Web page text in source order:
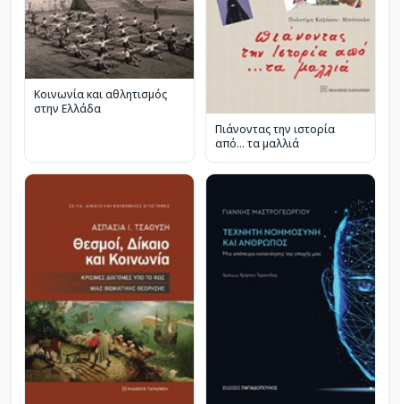
Κοινωνία και αθλητισμός
στην Ελλάδα
Πιάνοντας την ιστορία
από… τα μαλλιά